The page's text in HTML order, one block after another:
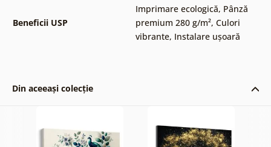
Beneficii USP
Imprimare ecologică, Pânză
premium 280 g/m², Culori
vibrante, Instalare ușoară
Din aceeași colecție